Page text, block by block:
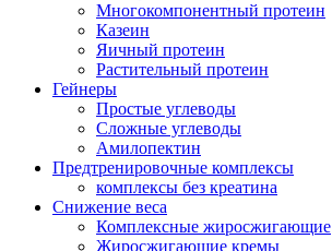
Многокомпонентный протеин
Казеин
Яичный протеин
Растительный протеин
Гейнеры
Простые углеводы
Сложные углеводы
Амилопектин
Предтренировочные комплексы
комплексы без креатина
Снижение веса
Комплексные жиросжигающие
Жиросжигающие кремы